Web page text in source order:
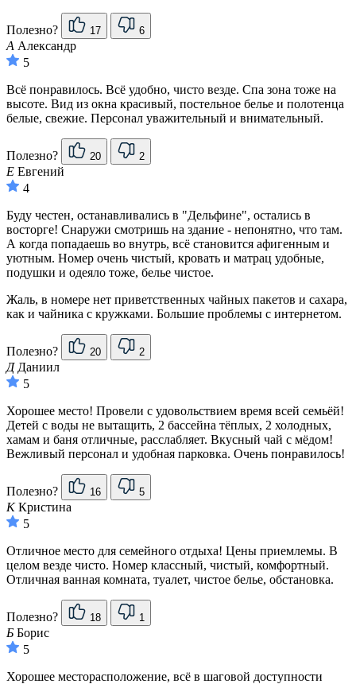
Полезно? 17 6
А Александр
5
Всё понравилось. Всё удобно, чисто везде. Спа зона тоже на
высоте. Вид из окна красивый, постельное белье и полотенца
белые, свежие. Персонал уважительный и внимательный.
Полезно? 20 2
Е Евгений
4
Буду честен, останавливались в "Дельфине", остались в
восторге! Снаружи смотришь на здание - непонятно, что там.
А когда попадаешь во внутрь, всё становится афигенным и
уютным. Номер очень чистый, кровать и матрац удобные,
подушки и одеяло тоже, белье чистое.
Жаль, в номере нет приветственных чайных пакетов и сахара,
как и чайника с кружками. Большие проблемы с интернетом.
Полезно? 20 2
ДДаниил
5
Хорошее место! Провели с удовольствием время всей семьёй!
Детей с воды не вытащить, 2 бассейна тёплых, 2 холодных,
хамам и баня отличные, расслабляет. Вкусный чай с мёдом!
Вежливый персонал и удобная парковка. Очень понравилось!
Полезно? 16 5
ККристина
5
Отличное место для семейного отдыха! Цены приемлемы. В
целом везде чисто. Номер классный, чистый, комфортный.
Отличная ванная комната, туалет, чистое белье, обстановка.
Полезно? 18 1
Б Борис
5
Хорошее месторасположение, всё в шаговой доступности